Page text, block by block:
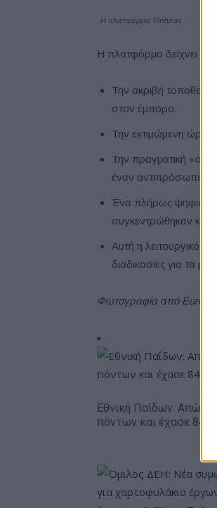
Η πλατφόρμα Vinturas
Η πλατφόρμα δείχνει
Την ακριβή
στον έμπορο.
Την εκτιμώμενη ώρα
Την πραγματική
έναν αντιπρόσωπο.
Ένα πλήρως ψηφιακό
συγκεντρώθηκαν κατά
Αυτή η
διαδικασίες για τα
Φωτογραφία από
Εθνική Παίδων:
πόντων και έχασε 84-